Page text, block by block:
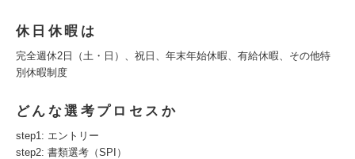
休日休暇は
完全週休2日（土・日）、祝日、年末年始休暇、有給休暇、その他特
別休暇制度
どんな選考プロセスか
step1: エントリー
step2: 書類選考（SPI）